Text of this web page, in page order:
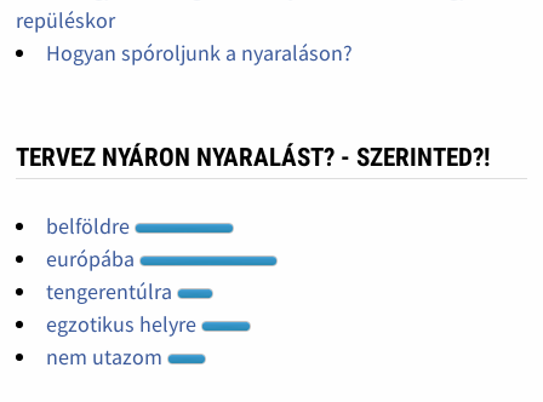
repüléskor
Hogyan spóroljunk a nyaraláson?
TERVEZ NYÁRON NYARALÁST? - SZERINTED?!
belföldre
európába
tengerentúlra
egzotikus helyre
nem utazom